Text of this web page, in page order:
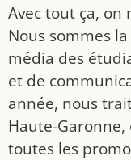
Avec tout ça, on
Nous sommes
média des
et de
année, nous
Haute-
toutes les